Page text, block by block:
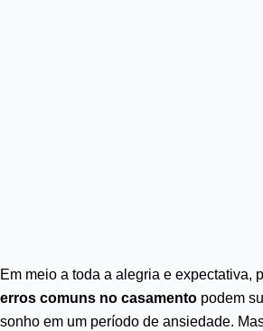
Em meio a toda a alegria e expectativa,
erros comuns no casamento podem
sonho em um período de ansiedade.